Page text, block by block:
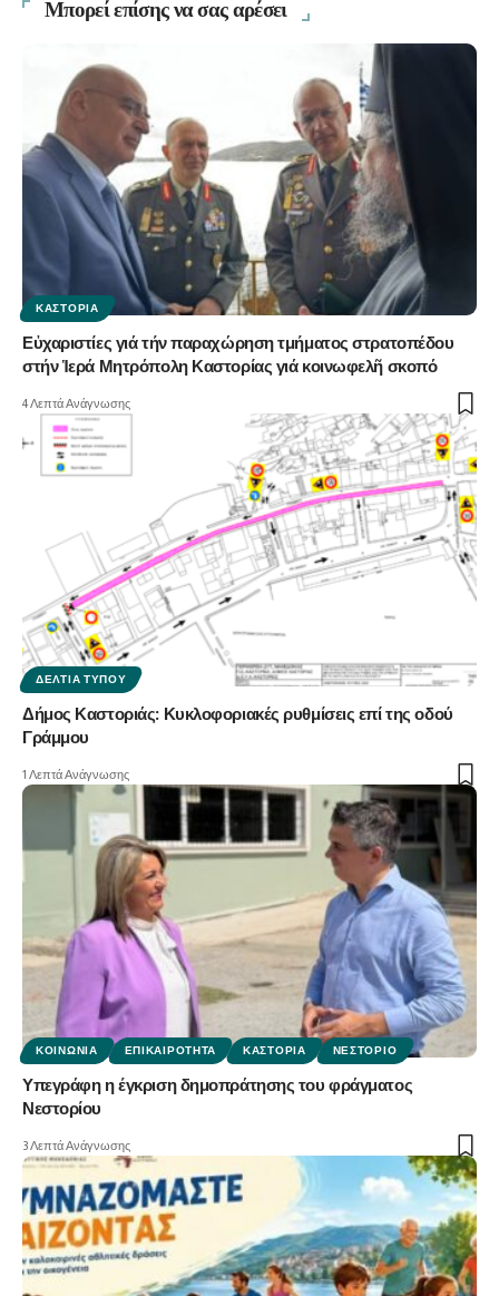
Μπορεί επίσης να σας αρέσει
ΚΑΣΤΟΡΙΆ
Εὐχαριστίες γιά τήν παραχώρηση τμήματος στρατοπέδου
στήν Ἱερά Μητρόπολη Καστορίας γιά κοινωφελῆ σκοπό
4 Λεπτά Ανάγνωσης
ΔΕΛΤΊΑ ΤΎΠΟΥ
Δήμος Καστοριάς: Κυκλοφοριακές ρυθμίσεις επί της οδού
Γράμμου
1 Λεπτά Ανάγνωσης
ΚΟΙΝΩΝΊΑ ΕΠΙΚΑΙΡΌΤΗΤΑ ΚΑΣΤΟΡΙΆ ΝΕΣΤΌΡΙΟ
Υπεγράφη η έγκριση δημοπράτησης του φράγματος
Νεστορίου
3 Λεπτά Ανάγνωσης